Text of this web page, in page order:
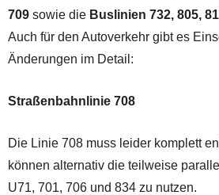
709 sowie die Buslinien 732, 805,
Auch für den Autoverkehr gibt es
Änderungen im Detail:
Straßenbahnlinie 708
Die Linie 708 muss leider komplett
können alternativ die teilweise
U71, 701, 706 und 834 zu nutzen.